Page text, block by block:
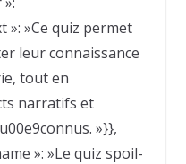
»: »Ce quiz permet
leur connaissance
tout en
narratifs et
»}},
»: »Le quiz spoil-